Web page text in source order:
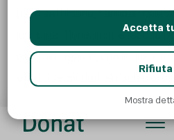
Accetta
Rifiuta
Mostra
per 6 settimane, hanno
loro digestione. Inoltre l’acqua
naturale leggero, che in
effetti secondari né rischio di
modo più efficace, occorre